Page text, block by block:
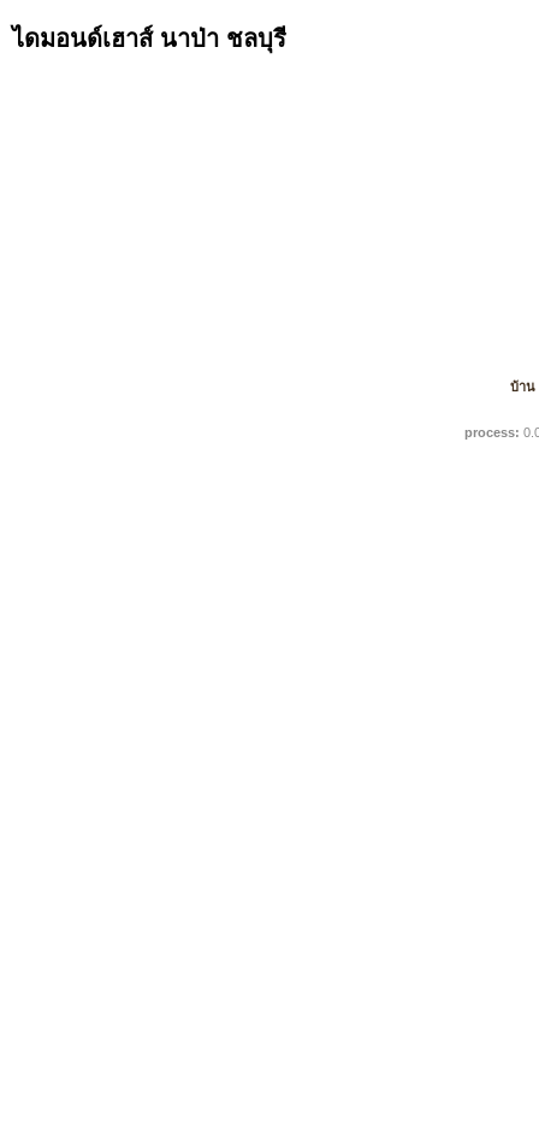
ไดมอนด์เฮาส์ นาป่า ชลบุรี
บ้าน
process: